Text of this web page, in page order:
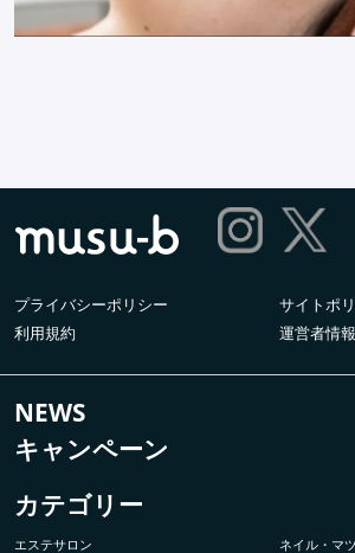
プライバシーポリシー
サイトポ
利用規約
運営者情報
NEWS
キャンペーン
カテゴリー
エステサロン ネイル・マ